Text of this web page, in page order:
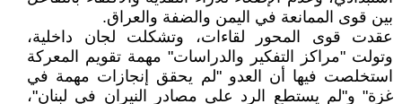
بين قوى الممانعة في اليمن والضفة والعراق.
عقدت قوى المحور لقاءات، وتشكلت لجان داخلية،
وتولت "مراكز التفكير والدراسات" مهمة تقويم المعركة
استخلصت فيها أن العدو "لم يحقق إنجازات مهمة في
غزة" و"لم يستطع الرد على مصادر النيران في لبنان"،